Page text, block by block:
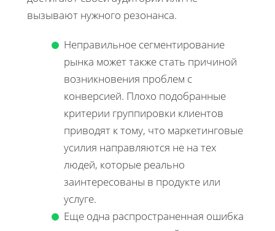
вызывают нужного резонанса.
Неправильное сегментирование
рынка может также стать причиной
возникновения проблем с
конверсией. Плохо подобранные
критерии группировки клиентов
приводят к тому, что маркетинговые
усилия направляются не на тех
людей, которые реально
заинтересованы в продукте или
услуге.
Еще одна распространенная ошибка